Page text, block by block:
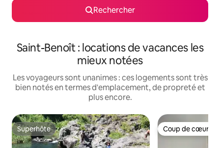
Rechercher
Saint-Benoît : locations de vacances les
mieux notées
Les voyageurs sont unanimes : ces logements sont très
bien notés en termes d'emplacement, de propreté et
plus encore.
Superhôte
Superhôte Coup de cœur
Coup de cœur